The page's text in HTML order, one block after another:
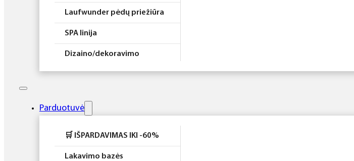
Laufwunder pėdų priežiūra
SPA linija
Dizaino/dekoravimo
Higiena
Rinkiniai
Parduotuvė
🛒 IŠPARDAVIMAS IKI -60%
Lakavimo bazės